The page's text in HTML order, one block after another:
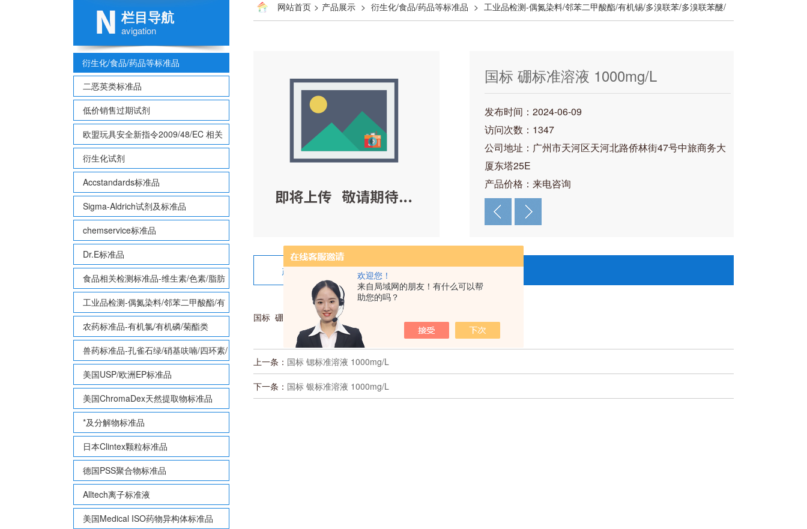
欢迎您！
来自局域网的朋友！有什么可以帮
助您的吗？
栏目导航
avigation
衍生化/食品/药品等标准品
二恶英类标准品
低价销售过期试剂
欧盟玩具安全新指令2009/48/EC 相关
致敏性香味剂标准品
衍生化试剂
Accstandards标准品
Sigma-Aldrich试剂及标准品
chemservice标准品
Dr.E标准品
食品相关检测标准品-维生素/色素/脂肪
酸甲酯等
工业品检测-偶氮染料/邻苯二甲酸酯/有
机锡/多溴联苯/多溴联苯醚/多氯联苯
农药标准品-有机氯/有机磷/菊酯类
兽药标准品-孔雀石绿/硝基呋喃/四环素/
磺胺等
美国USP/欧洲EP标准品
美国ChromaDex天然提取物标准品
*及分解物标准品
日本Clintex颗粒标准品
德国PSS聚合物标准品
Alltech离子标准液
美国Medical ISO药物异构体标准品
网站首页 > 产品展示 > 衍生化/食品/药品等标准品 > 工业品检测-偶氮染料/邻苯二甲酸酯/有机锡/多溴联苯/多溴联苯醚/
国标 硼标准溶液 1000mg/L
发布时间：2024-06-09
访问次数：1347
公司地址：广州市天河区天河北路侨林街47号中旅商务大
厦东塔25E
产品价格：来电咨询
产品详情 在线留言
国标 硼标准溶液 1000mg/L
上一条： 国标 锶标准溶液 1000mg/L
下一条： 国标 银标准溶液 1000mg/L